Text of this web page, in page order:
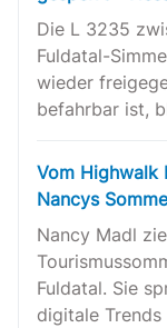
Die L 3235
Fuldatal-
wieder
befahrbar ist,
Vom Highwalk
Nancys
Nancy Madl
Fuldatal. Sie
digitale